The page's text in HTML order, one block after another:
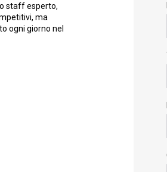
staff esperto,
ma
ogni giorno nel